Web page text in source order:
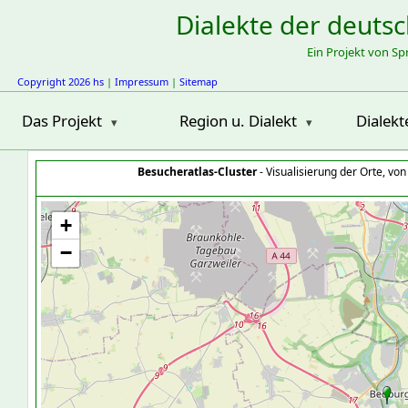
Dialekte der
Ein Projekt von
Copyright 2026 hs | Impressum | Sitemap
Das Projekt Region u. Dialekt
Besucheratlas-Cluster- Visualisierung der Orte,
+
−